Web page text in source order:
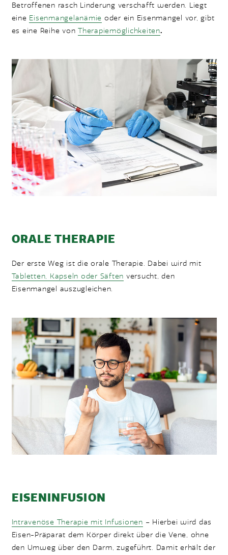
Betroffenen rasch Linderung verschafft werden. Liegt
eine Eisenmangelanämie oder ein Eisenmangel vor, gibt
es eine Reihe von Therapiemöglichkeiten.
ORALE THERAPIE
Der erste Weg ist die orale Therapie. Dabei wird mit
Tabletten, Kapseln oder Säften versucht, den
Eisenmangel auszugleichen.
EISENINFUSION
Intravenöse Therapie mit Infusionen – Hierbei wird das
Eisen-Präparat dem Körper direkt über die Vene, ohne
den Umweg über den Darm, zugeführt. Damit erhält der